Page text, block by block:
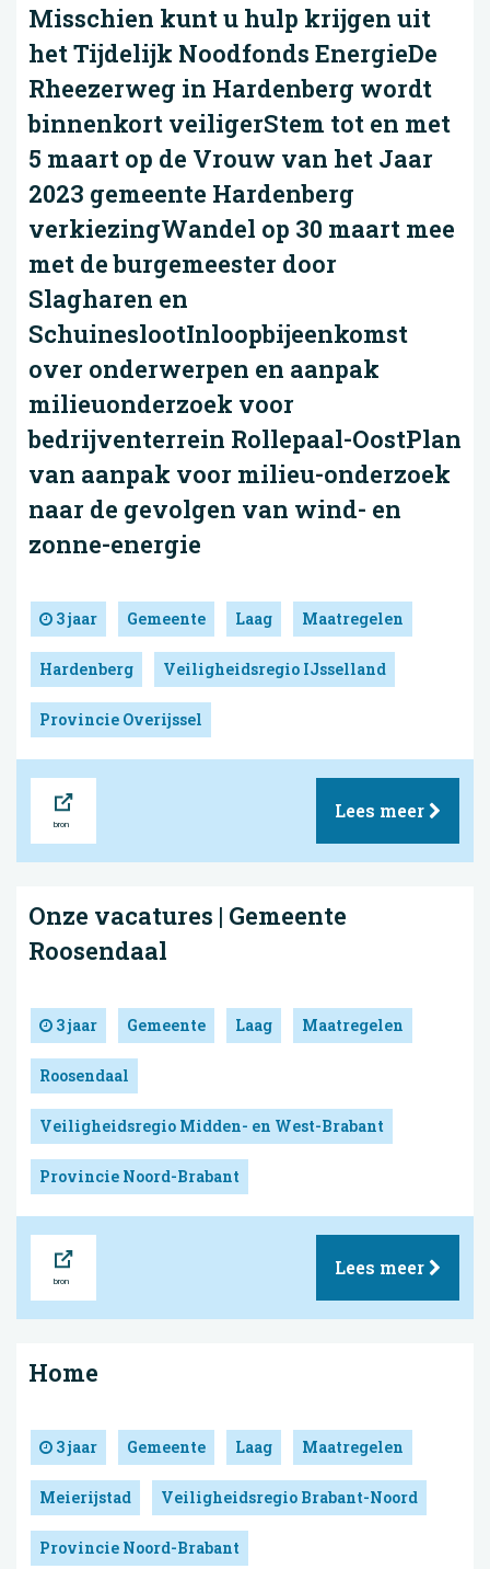
Misschien kunt u hulp krijgen uit
het Tijdelijk Noodfonds EnergieDe
Rheezerweg in Hardenberg wordt
binnenkort veiligerStem tot en met
5 maart op de Vrouw van het Jaar
2023 gemeente Hardenberg
verkiezingWandel op 30 maart mee
met de burgemeester door
Slagharen en
SchuineslootInloopbijeenkomst
over onderwerpen en aanpak
milieuonderzoek voor
bedrijventerrein Rollepaal-OostPlan
van aanpak voor milieu-onderzoek
naar de gevolgen van wind- en
zonne-energie
3 jaar Gemeente Laag Maatregelen
Hardenberg Veiligheidsregio IJsselland
Provincie Overijssel
Lees meer
Onze vacatures | Gemeente
Roosendaal
3 jaar Gemeente Laag Maatregelen
Roosendaal
Veiligheidsregio Midden- en West-Brabant
Provincie Noord-Brabant
Lees meer
Home
3 jaar Gemeente Laag Maatregelen
Meierijstad Veiligheidsregio Brabant-Noord
Provincie Noord-Brabant